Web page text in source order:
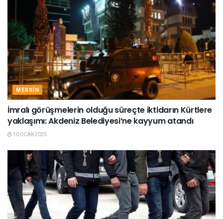
MERSIN
İmralı görüşmelerin olduğu süreçte iktidarın Kürtlere
yaklaşımı: Akdeniz Belediyesi’ne kayyum atandı
10 OCAK 2025